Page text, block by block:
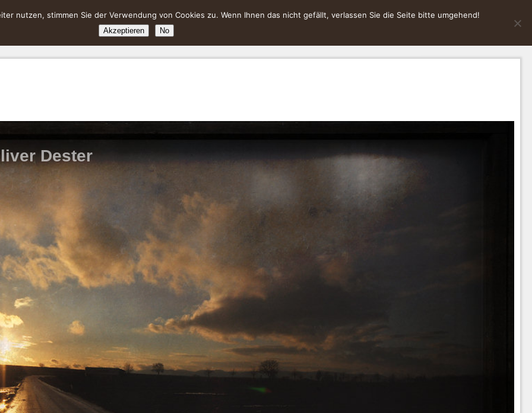
Dester
nutzen, stimmen Sie der Verwendung von Cookies zu. Wenn Ihnen das nicht gefällt, verlassen Sie die Seite bitte umgehend!
Akzeptieren No